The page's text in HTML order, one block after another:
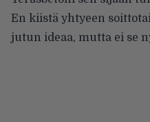
En kiistä yhtyeen
jutun ideaa, mutta ei se